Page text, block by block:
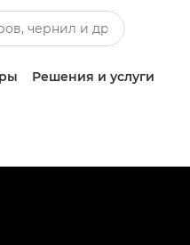
Решения и услуги